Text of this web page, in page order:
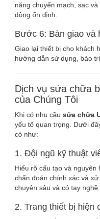
năng chuyển mạch, sạc
động ổn định.
Bước 6: Bàn giao và
Giao lại thiết bị cho khách
hướng dẫn sử dụng, bảo
Dịch vụ sửa chữa
của Chúng Tôi
Khi có nhu cầu sửa chữa
yếu tố quan trọng. Dưới
có như:
1. Đội ngũ kỹ thuật
Hiểu rõ cấu tạo và nguyên
chẩn đoán chính xác và
chuyên sâu và có tay nghề
2. Trang thiết bị hiện